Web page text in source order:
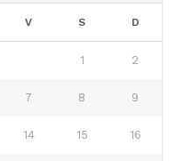
V S D
1 2
7 8 9
14 15 16